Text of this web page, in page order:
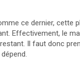
ce dernier, cette
Effectivement, le
Il faut donc